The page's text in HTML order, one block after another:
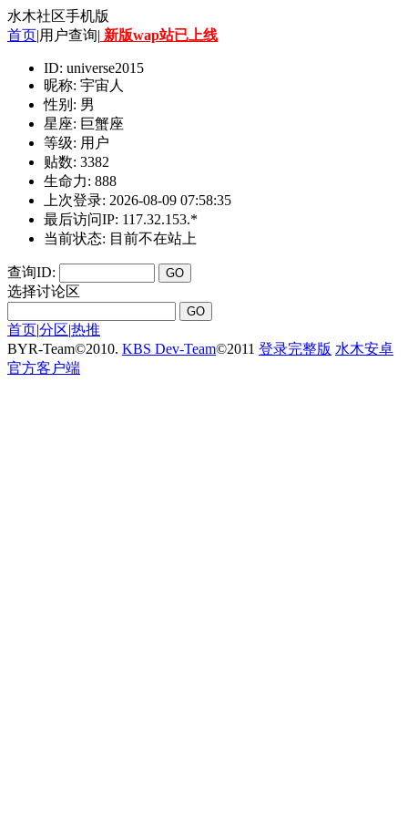
水木社区手机版
首页|用户查询| 新版wap站已上线
ID: universe2015
昵称: 宇宙人
性别: 男
星座: 巨蟹座
等级: 用户
贴数: 3382
生命力: 888
上次登录: 2026-08-09 07:58:35
最后访问IP: 117.32.153.*
当前状态: 目前不在站上
查询ID:
选择讨论区
首页|分区|热推
BYR-Team©2010. KBS Dev-Team©2011 登录完整版 水木安卓
官方客户端